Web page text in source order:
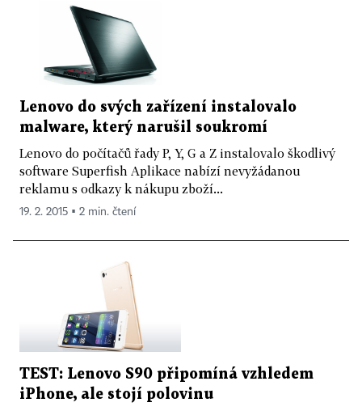
Lenovo do svých zařízení instalovalo
malware, který narušil soukromí
Lenovo do počítačů řady P, Y, G a Z instalovalo škodlivý
software Superfish Aplikace nabízí nevyžádanou
reklamu s odkazy k nákupu zboží...
19. 2. 2015 ▪ 2 min. čtení
TEST: Lenovo S90 připomíná vzhledem
iPhone, ale stojí polovinu